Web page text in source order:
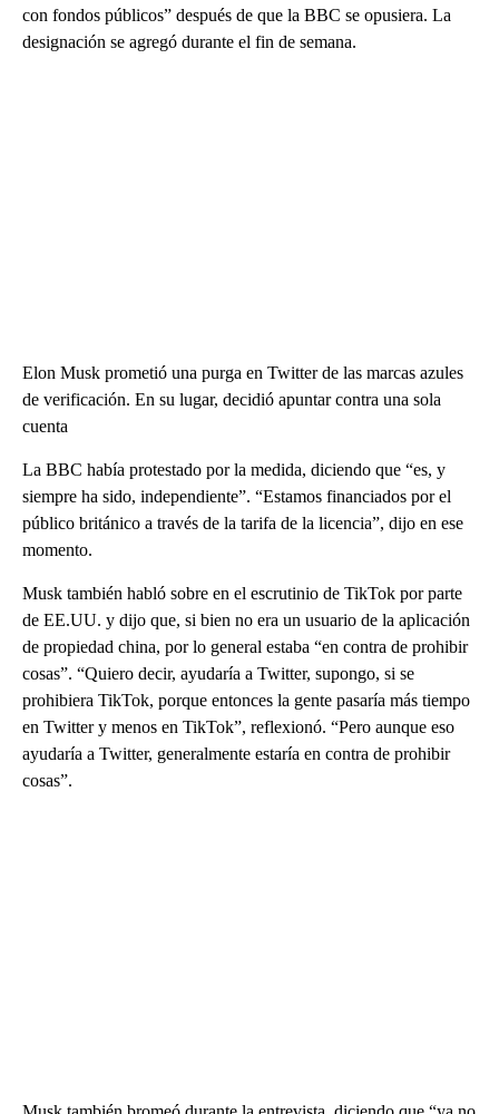
con fondos públicos” después de que la BBC se opusiera. La
designación se agregó durante el fin de semana.
Elon Musk prometió una purga en Twitter de las marcas azules
de verificación. En su lugar, decidió apuntar contra una sola
cuenta
La BBC había protestado por la medida, diciendo que “es, y
siempre ha sido, independiente”. “Estamos financiados por el
público británico a través de la tarifa de la licencia”, dijo en ese
momento.
Musk también habló sobre en el escrutinio de TikTok por parte
de EE.UU. y dijo que, si bien no era un usuario de la aplicación
de propiedad china, por lo general estaba “en contra de prohibir
cosas”. “Quiero decir, ayudaría a Twitter, supongo, si se
prohibiera TikTok, porque entonces la gente pasaría más tiempo
en Twitter y menos en TikTok”, reflexionó. “Pero aunque eso
ayudaría a Twitter, generalmente estaría en contra de prohibir
cosas”.